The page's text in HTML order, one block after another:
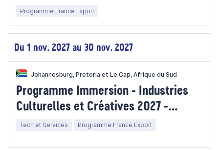
Programme France Export
Du 1 nov. 2027 au 30 nov. 2027
Johannesburg, Pretoria et Le Cap, Afrique du Sud
Programme Immersion - Industries
Culturelles et Créatives 2027 -
Afrique du Sud
Tech et Services Programme France Export